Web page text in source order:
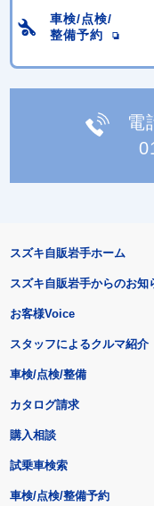
車検/点検/
整備予約
電
スズキ自販岩手ホーム
スズキ自販岩手からのお知
お客様Voice
スタッフによるクルマ紹介
車検/点検/整備
カタログ請求
購入相談
試乗車検索
車検/点検/整備予約